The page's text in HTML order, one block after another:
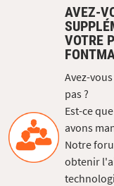
AVEZ-
VOTRE
Avez-
pas ?
Est-ce
avons
Notre
obtenir